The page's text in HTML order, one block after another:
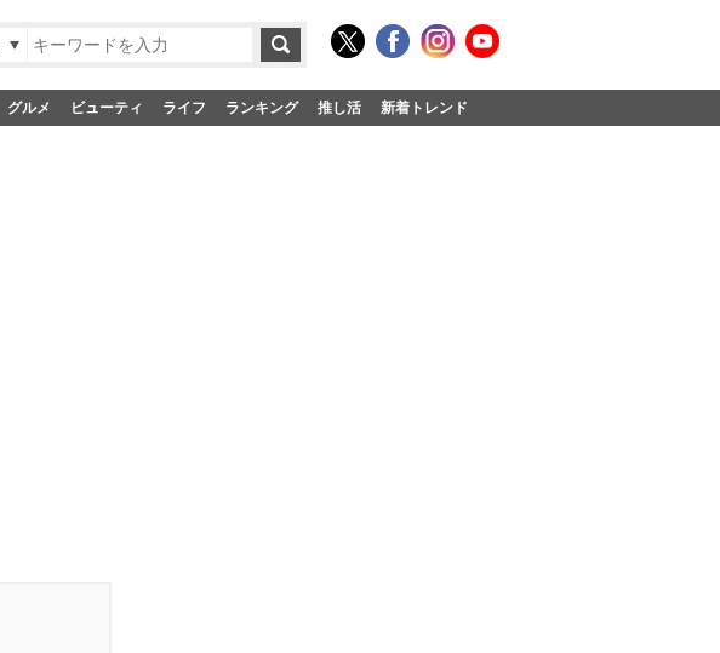
グルメ ビューティ ライフ ランキング 推し活 新着トレンド